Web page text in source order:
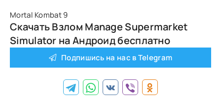
Mortal Kombat 9
Скачать Взлом Manage Supermarket
Simulator на Андроид бесплатно
Подпишись на нас в Telegram